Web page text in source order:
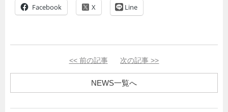
Facebook Line
<< 前の記事 次の記事 >>
NEWS一覧へ